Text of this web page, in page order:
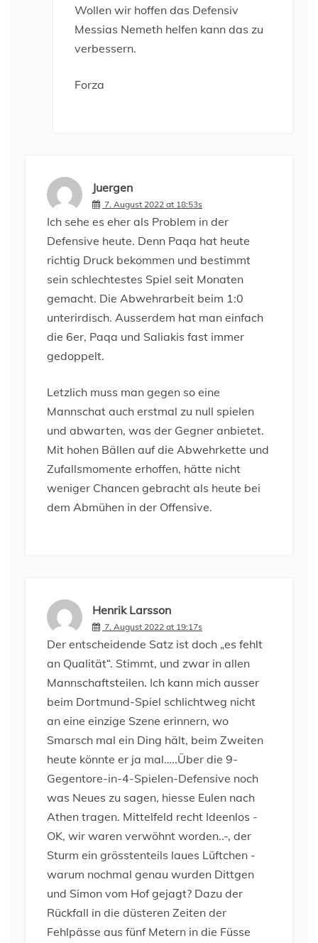
Wollen wir hoffen das Defensiv
Messias Nemeth helfen kann das zu
verbessern.
Forza
Juergen
7. August 2022 at 18:53s
Ich sehe es eher als Problem in der
Defensive heute. Denn Paqa hat heute
richtig Druck bekommen und bestimmt
sein schlechtestes Spiel seit Monaten
gemacht. Die Abwehrarbeit beim 1:0
unterirdisch. Ausserdem hat man einfach
die 6er, Paqa und Saliakis fast immer
gedoppelt.
Letzlich muss man gegen so eine
Mannschat auch erstmal zu null spielen
und abwarten, was der Gegner anbietet.
Mit hohen Bällen auf die Abwehrkette und
Zufallsmomente erhoffen, hätte nicht
weniger Chancen gebracht als heute bei
dem Abmühen in der Offensive.
Henrik Larsson
7. August 2022 at 19:17s
Der entscheidende Satz ist doch „es fehlt
an Qualität“. Stimmt, und zwar in allen
Mannschaftsteilen. Ich kann mich ausser
beim Dortmund-Spiel schlichtweg nicht
an eine einzige Szene erinnern, wo
Smarsch mal ein Ding hält, beim Zweiten
heute könnte er ja mal…..Über die 9-
Gegentore-in-4-Spielen-Defensive noch
was Neues zu sagen, hiesse Eulen nach
Athen tragen. Mittelfeld recht Ideenlos -
OK, wir waren verwöhnt worden..-, der
Sturm ein grösstenteils laues Lüftchen -
warum nochmal genau wurden Dittgen
und Simon vom Hof gejagt? Dazu der
Rückfall in die düsteren Zeiten der
Fehlpässe aus fünf Metern in die Füsse